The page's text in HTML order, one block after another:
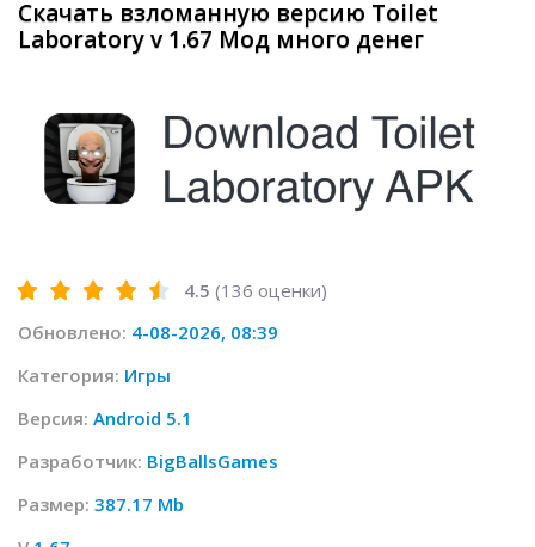
Скачать взломанную версию Toilet
Laboratory v 1.67 Мод много денег
4.5 (136 оценки)
Обновлено: 4-08-2026, 08:39
Категория: Игры
Версия: Android 5.1
Разработчик: BigBallsGames
Размер: 387.17 Mb